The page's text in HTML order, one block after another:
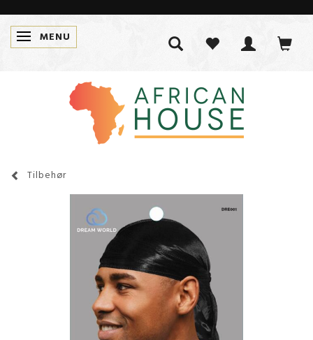
SKIFTE NAVIGATION
MENU
Tilbehør